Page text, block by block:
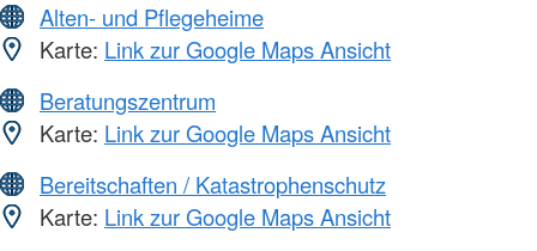
Alten- und Pflegeheime
Karte: Link zur Google Maps Ansicht
Beratungszentrum
Karte: Link zur Google Maps Ansicht
Bereitschaften / Katastrophenschutz
Karte: Link zur Google Maps Ansicht